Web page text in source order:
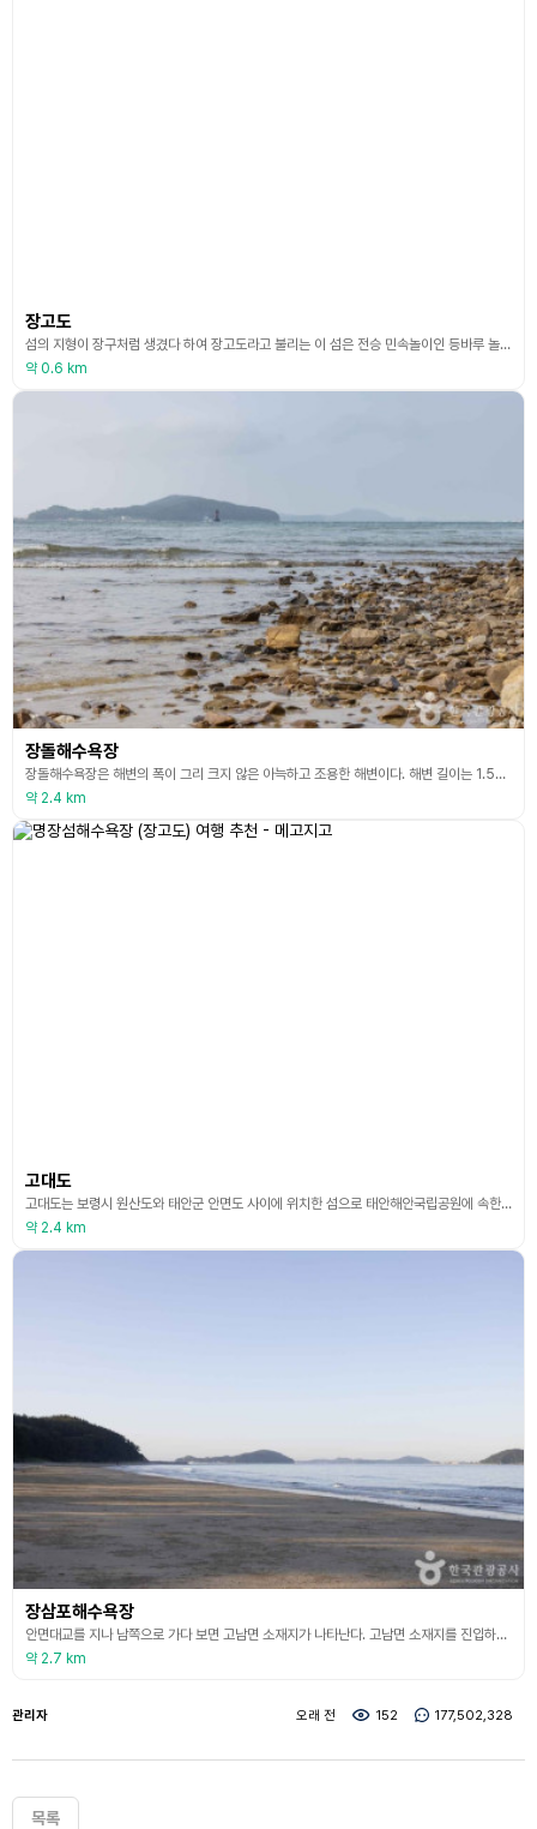
장고도
섬의 지형이 장구처럼 생겼다 하여 장고도라고 불리는 이 섬은 전승 민속놀이인 등바루 놀이가 시작되는 명장섬이 자리하고 있는 섬이기도 하다. 장고도는 대천항으로부터 서북쪽 지점에 위치하고 있으며 300여 명의 주민이 어업에 종사하며 살고 있는 전형적인 어촌마을이다. 장고도 마을의 하루 생활은 어선의 기관 소리가 울리면서 시작된다. 어선이 고기를 잡아 돌아오는 새벽이 되면 동네는 어구망을 실은 경운기의 굉음소리와 함께 갓 잡아온 어류의 선별작업, 해삼, 전
약 0.6 km
장돌해수욕장
장돌해수욕장은 해변의 폭이 그리 크지 않은 아늑하고 조용한 해변이다. 해변 길이는 1.5km, 폭은 200m 정도이며 고운 규사모래로 되어 있다. 주위가 논경지와 산으로 이루어져 있고 전형적인 농촌마을로 민박이 가능하며, 시골의 인심을 물씬 느낄 수 있는 곳이다. 해변이 안전하고 가족단위 피서 장소로 적당하며 조용한 농촌마을의 정취와 한적한 해변가의 분위기를 즐길 수 있다.
약 2.4 km
고대도
고대도는 보령시 원산도와 태안군 안면도 사이에 위치한 섬으로 태안해안국립공원에 속한다. 옛부터 일찍이 사람이 정착하여 마을이 형성되었던 섬으로 조그만 섬이지만 풍부한 어자원과 어장으로 일찍이 생활 수준이 발달하였다. 마을에서 가까운 당산 너머에는 기암괴석과 금사홍송으로 둘러싸인 당산 해수욕장, 섬의 남쪽 끝머리에는 자갈 해수욕장이 있어 피서지로 방문하기에도 좋다. 이 섬은 우리나라에서 최초로 기독교 선교가 이루어진 섬으로 일컬어진다. 고대도 교회는 조선
약 2.4 km
장삼포해수욕장
안면대교를 지나 남쪽으로 가다 보면 고남면 소재지가 나타난다. 고남면 소재지를 진입하다 보면 우측에 장삼포해수욕장 안내 표지판이 있어 찾아가기에 어렵지 않다. 장삼포해수욕장은 백사장 전체가 길게 이어진 해안선으로 인근의 장돌해수욕장과 바람아래해수욕장을 함께 즐길 수 있고, 조개잡이 및 게잡이 등 각종 수족자원이 풍부하여 자연학습장으로도 제격이다. 이곳에서는 갯바위낚시와 야간의 배꼽고동 잡기를 즐길 수 있으며, 저렴한 가격으로 붕장어구이, 자연산 생선회를
약 2.7 km
관리자 오래 전 152 177,502,328
목록